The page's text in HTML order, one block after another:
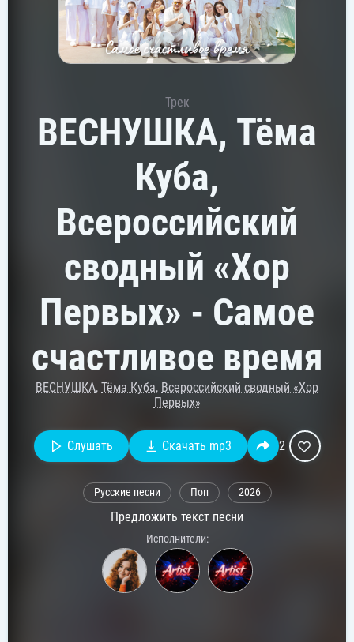
Трек
ВЕСНУШКА, Тёма
Куба,
Всероссийский
сводный «Хор
Первых» - Самое
счастливое время
ВЕСНУШКА, Тёма Куба, Всероссийский сводный «Хор
Первых»
Слушать Скачать mp3 2
Русские песни Поп 2026
Предложить текст песни
Исполнители: